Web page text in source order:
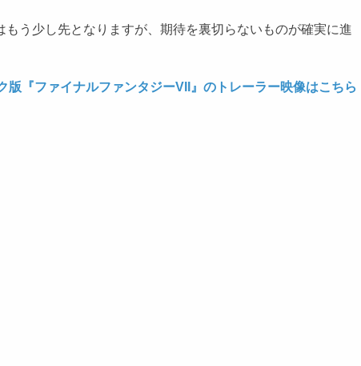
う少し先となりますが、期待を裏切らないものが確実に進
版『ファイナルファンタジーVII』のトレーラー映像はこちら